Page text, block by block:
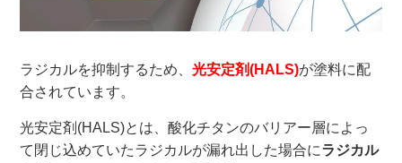
ラジカルを抑制するため、光安定剤(HALS)が塗料に配
合されています。
光安定剤(HALS)とは、酸化チタンのバリアー層によっ
て閉じ込めていたラジカルが漏れ出した場合にラジカル